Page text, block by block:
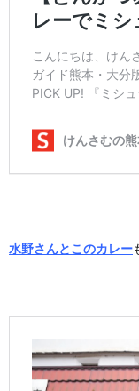
水野さんとこのカレー